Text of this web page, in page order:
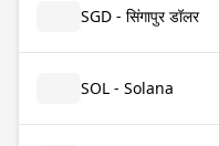
SGD - सिंगापुर डॉलर
SOL - Solana